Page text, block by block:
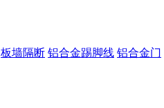
板墙隔断 铝合金踢脚线 铝合金门